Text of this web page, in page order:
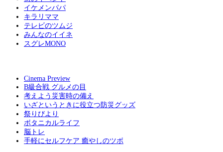
イケメンパパ
キラリママ
テレビのツムジ
みんなのイイネ
スグレMONO
Cinema Preview
B級合戦 グルメの目
考えよう災害時の備え
いざというときに役立つ防災グッズ
祭りびより
ボタニカルライフ
脳トレ
手軽にセルフケア 癒やしのツボ